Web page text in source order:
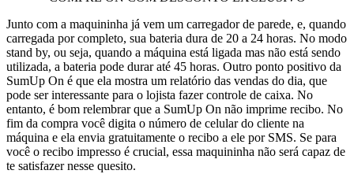
Junto com a maquininha já vem um carregador de parede, e, quando
carregada por completo, sua bateria dura de 20 a 24 horas. No modo
stand by, ou seja, quando a máquina está ligada mas não está sendo
utilizada, a bateria pode durar até 45 horas. Outro ponto positivo da
SumUp On é que ela mostra um relatório das vendas do dia, que
pode ser interessante para o lojista fazer controle de caixa. No
entanto, é bom relembrar que a SumUp On não imprime recibo. No
fim da compra você digita o número de celular do cliente na
máquina e ela envia gratuitamente o recibo a ele por SMS. Se para
você o recibo impresso é crucial, essa maquininha não será capaz de
te satisfazer nesse quesito.